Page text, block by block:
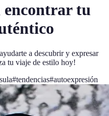
encontrar tu
a descubrir y expresar
tu viaje de estilo hoy!
#tendencias#autoexpresión